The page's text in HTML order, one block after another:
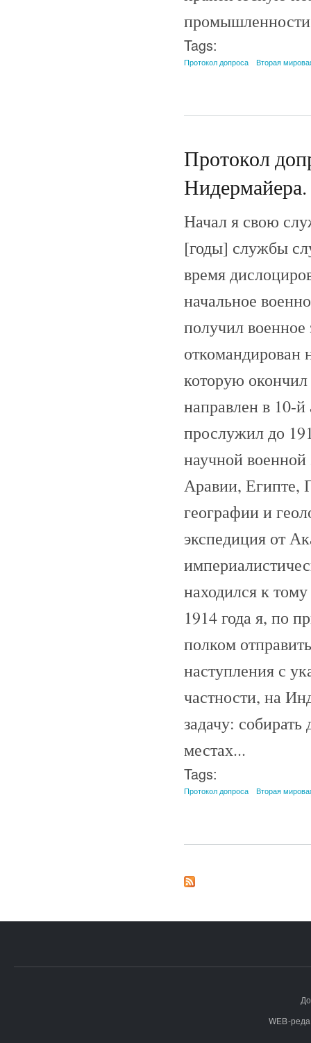
Tags:
Протокол допроса Вторая
Протокол
Начал я свою
[годы] службы
время
начальное
получил военное
откомандирован
которую
направлен в 10-
прослужил до
научной
Аравии, Египте,
географии и
экспедиция от
находился к
1914 года я, по
полком
наступления с
частности, на
задачу:
местах...
Tags:
Протокол допроса Вторая
WEB-